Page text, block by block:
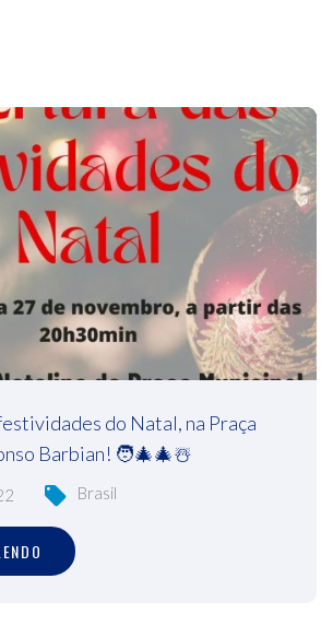
do Natal, na Praça
Barbian! 🧑‍🎄🎄☃️
Brasil